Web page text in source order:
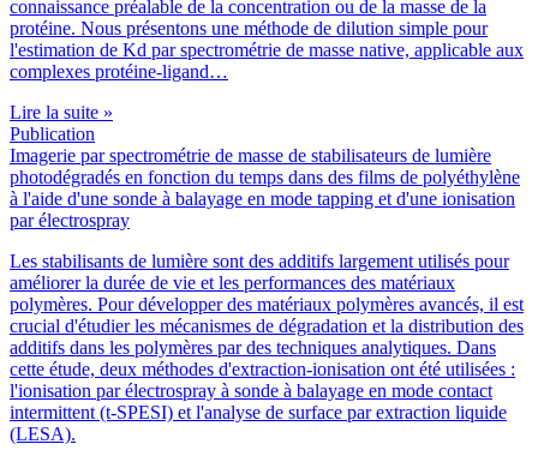
connaissance préalable de la concentration ou de la masse de la
protéine. Nous présentons une méthode de dilution simple pour
l'estimation de Kd par spectrométrie de masse native, applicable aux
complexes protéine-ligand…
Lire la suite »
Publication
Imagerie par spectrométrie de masse de stabilisateurs de lumière
photodégradés en fonction du temps dans des films de polyéthylène
à l'aide d'une sonde à balayage en mode tapping et d'une ionisation
par électrospray
Les stabilisants de lumière sont des additifs largement utilisés pour
améliorer la durée de vie et les performances des matériaux
polymères. Pour développer des matériaux polymères avancés, il est
crucial d'étudier les mécanismes de dégradation et la distribution des
additifs dans les polymères par des techniques analytiques. Dans
cette étude, deux méthodes d'extraction-ionisation ont été utilisées :
l'ionisation par électrospray à sonde à balayage en mode contact
intermittent (t-SPESI) et l'analyse de surface par extraction liquide
(LESA).